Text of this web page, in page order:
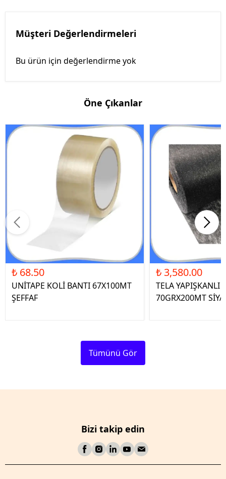
Müşteri Değerlendirmeleri
Bu ürün için değerlendirme yok
Öne Çıkanlar
₺ 68.50
UNİTAPE KOLİ BANTI 67X100MT
ŞEFFAF
₺ 3,580.00
TELA YAPIŞKANLI
70GRX200MT
Tümünü Gör
Bizi takip edin